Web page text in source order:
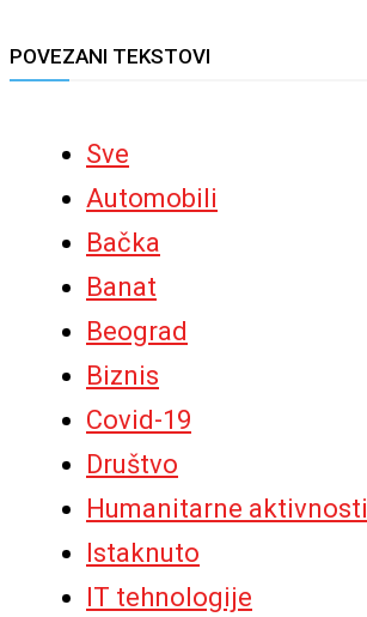
POVEZANI TEKSTOVI
Sve
Automobili
Bačka
Banat
Beograd
Biznis
Covid-19
Društvo
Humanitarne aktivnosti
Istaknuto
IT tehnologije